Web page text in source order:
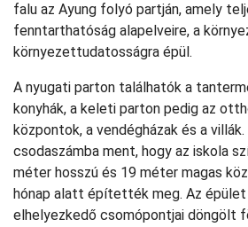
falu az Ayung folyó partján, amely
fenntarthatóság alapelveire, a
környezettudatosságra épül.
A nyugati parton találhatók a
konyhák, a keleti parton pedig az
központok, a vendégházak és a villák.
csodaszámba ment, hogy az iskola
méter hosszú és 19 méter magas
hónap alatt építették meg. Az épület
elhelyezkedő csomópontjai döngölt